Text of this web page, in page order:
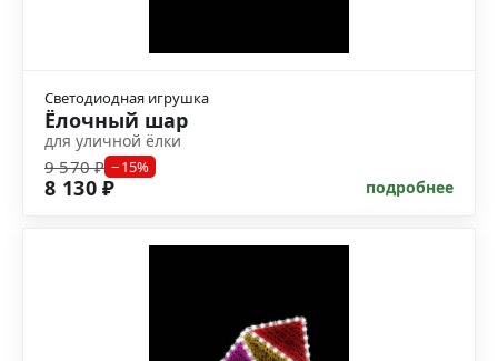
Светодиодная игрушка
Ёлочный шар
для уличной ёлки
9 570 ₽ −15%
8 130 ₽ подробнее